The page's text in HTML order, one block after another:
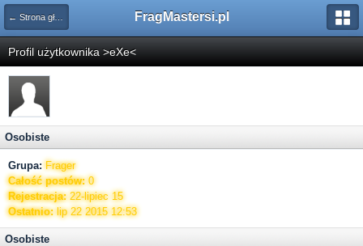
← Strona główna FragMastersi.pl
Profil użytkownika >eXe<
Osobiste
Grupa: Frager
Całość postów:0
Rejestracja:22-lipiec 15
Ostatnio:lip 22 2015 12:53
Osobiste